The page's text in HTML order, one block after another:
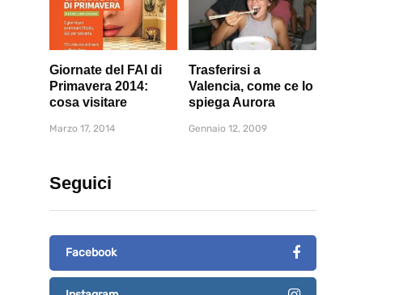
Giornate del FAI di
Primavera 2014:
cosa visitare
Marzo 17, 2014
Trasferirsi a
Valencia, come ce lo
spiega Aurora
Gennaio 12, 2009
Seguici
Facebook